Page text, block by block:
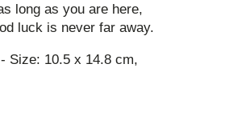
long as you are here,
luck is never far away.
- Size: 10.5 x 14.8 cm,